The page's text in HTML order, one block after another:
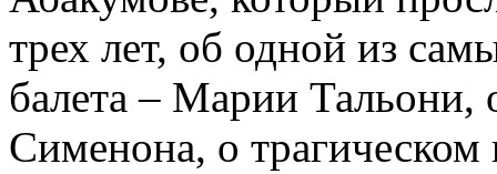
трех лет, об одной из
балета – Марии
Сименона, о трагическом